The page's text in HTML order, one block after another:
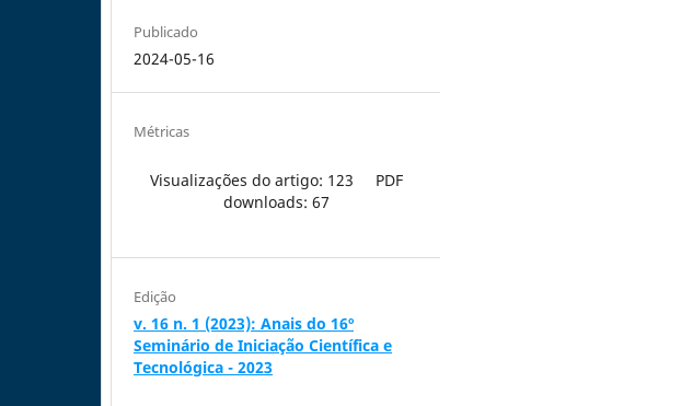
Publicado
2024-05-16
Métricas
Visualizações do artigo: 123
PDF
downloads: 67
Edição
v. 16 n. 1 (2023): Anais do 16º
Seminário de Iniciação Científica e
Tecnológica - 2023